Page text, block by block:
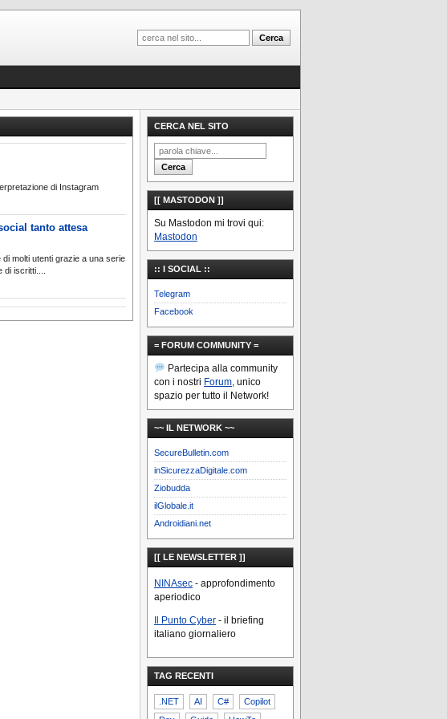
di Instagram
tanto attesa
molti utenti grazie a una serie
iscritti....
CERCA NEL SITO
[[ MASTODON ]]
Su Mastodon mi trovi qui:
Mastodon
:: I SOCIAL ::
Telegram
Facebook
= FORUM COMMUNITY =
Partecipa alla community
con i nostri Forum, unico
spazio per tutto il Network!
~~ IL NETWORK ~~
SecureBulletin.com
inSicurezzaDigitale.com
Ziobudda
ilGlobale.it
Androidiani.net
[[ LE NEWSLETTER ]]
NINAsec - approfondimento
aperiodico
Il Punto Cyber - il briefing
italiano giornaliero
TAG RECENTI
.NET AI C#
Copilot